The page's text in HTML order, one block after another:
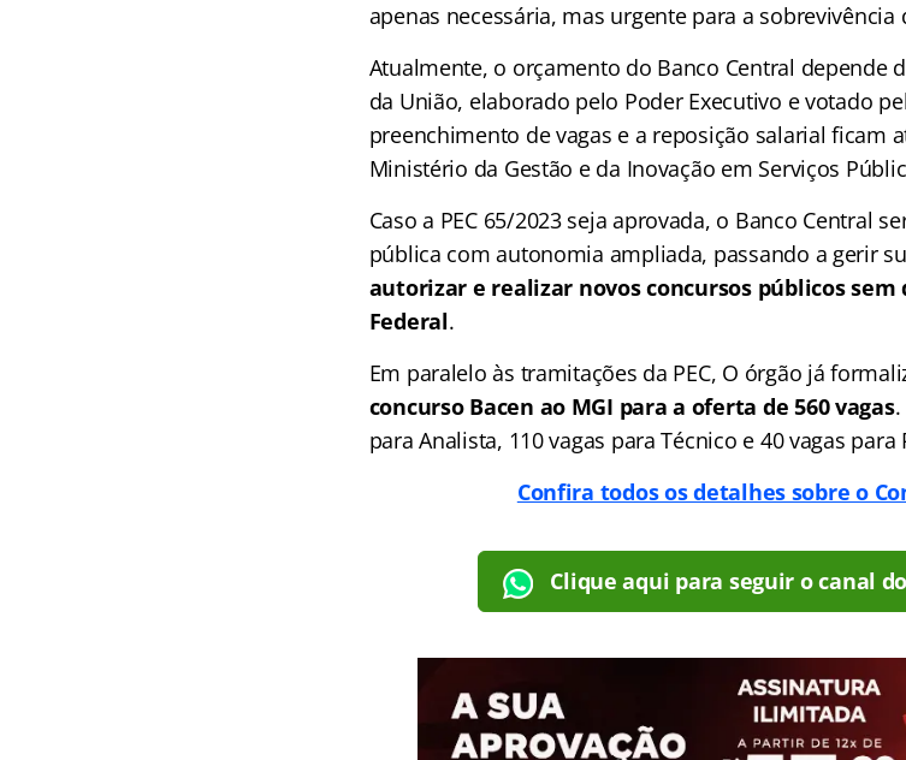
apenas necessária, mas urgente para a sobrevivência
Atualmente, o orçamento do Banco Central depende
da União, elaborado pelo Poder Executivo e votado
preenchimento de vagas e a reposição salarial ficam
Ministério da Gestão e da Inovação em Serviços
Caso a PEC 65/2023 seja aprovada, o Banco Central
pública com autonomia ampliada, passando a gerir
autorizar e realizar novos concursos públicos sem
Federal.
Em paralelo às tramitações da PEC, O órgão já
concurso Bacen ao MGI para a oferta de 560 vagas.
para Analista, 110 vagas para Técnico e 40 vagas para
Confira todos os detalhes sobre o
Clique aqui para seguir o canal